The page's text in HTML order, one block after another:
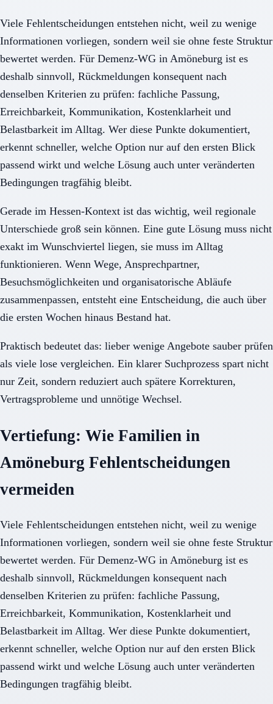
Viele Fehlentscheidungen entstehen nicht, weil zu wenige
Informationen vorliegen, sondern weil sie ohne feste Struktur
bewertet werden. Für Demenz-WG in Amöneburg ist es
deshalb sinnvoll, Rückmeldungen konsequent nach
denselben Kriterien zu prüfen: fachliche Passung,
Erreichbarkeit, Kommunikation, Kostenklarheit und
Belastbarkeit im Alltag. Wer diese Punkte dokumentiert,
erkennt schneller, welche Option nur auf den ersten Blick
passend wirkt und welche Lösung auch unter veränderten
Bedingungen tragfähig bleibt.
Gerade im Hessen-Kontext ist das wichtig, weil regionale
Unterschiede groß sein können. Eine gute Lösung muss nicht
exakt im Wunschviertel liegen, sie muss im Alltag
funktionieren. Wenn Wege, Ansprechpartner,
Besuchsmöglichkeiten und organisatorische Abläufe
zusammenpassen, entsteht eine Entscheidung, die auch über
die ersten Wochen hinaus Bestand hat.
Praktisch bedeutet das: lieber wenige Angebote sauber prüfen
als viele lose vergleichen. Ein klarer Suchprozess spart nicht
nur Zeit, sondern reduziert auch spätere Korrekturen,
Vertragsprobleme und unnötige Wechsel.
Vertiefung: Wie Familien in
Amöneburg Fehlentscheidungen
vermeiden
Viele Fehlentscheidungen entstehen nicht, weil zu wenige
Informationen vorliegen, sondern weil sie ohne feste Struktur
bewertet werden. Für Demenz-WG in Amöneburg ist es
deshalb sinnvoll, Rückmeldungen konsequent nach
denselben Kriterien zu prüfen: fachliche Passung,
Erreichbarkeit, Kommunikation, Kostenklarheit und
Belastbarkeit im Alltag. Wer diese Punkte dokumentiert,
erkennt schneller, welche Option nur auf den ersten Blick
passend wirkt und welche Lösung auch unter veränderten
Bedingungen tragfähig bleibt.